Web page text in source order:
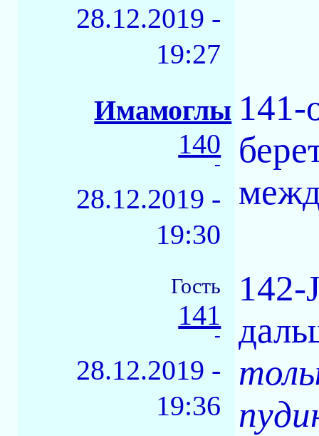
28.12.2019 -
19:27
Имамоглы
140
-
28.12.2019 -
19:30
141-
Гость
141
-
28.12.2019 -
19:36
142-